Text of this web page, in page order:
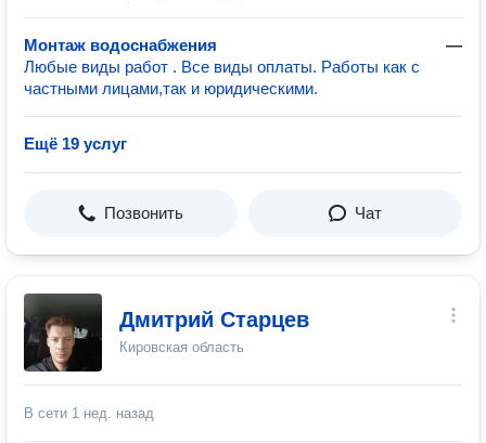
Монтаж водоснабжения
—
Любые виды работ . Все виды оплаты. Работы как с
частными лицами,так и юридическими.
Ещё 19 услуг
Позвонить Чат
Дмитрий Старцев
Кировская область
В сети 1 нед. назад